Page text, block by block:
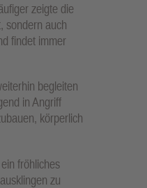
zeigte die
sondern auch
findet immer
begleiten
in Angriff
körperlich
fröhliches
zu